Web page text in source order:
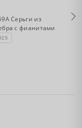
Серьги из
с фианитами